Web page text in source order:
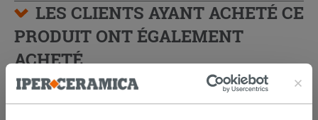
LES CLIENTS AYANT ACHETÉ CE
PRODUIT ONT ÉGALEMENT
ACHETÉ